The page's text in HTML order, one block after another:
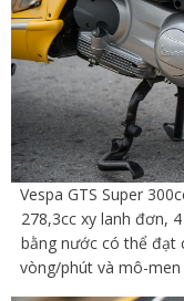
Vespa GTS Super
278,3cc xy lanh đơn,
bằng nước có thể đạt
vòng/phút và mô-